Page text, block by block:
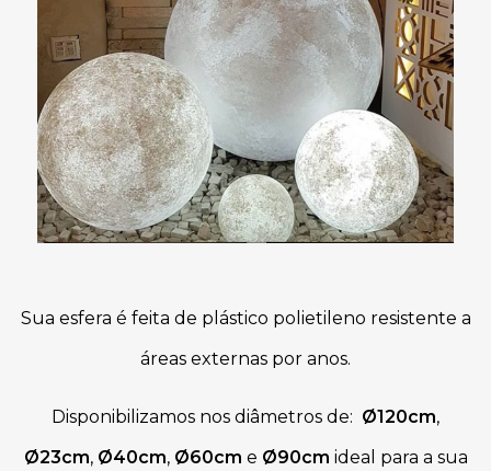
Sua esfera é feita de plástico polietileno resistente a
áreas externas por anos.
Disponibilizamos nos diâmetros de: Ø120cm,
Ø23cm,Ø40cm,Ø60cm e Ø90cm ideal para a sua